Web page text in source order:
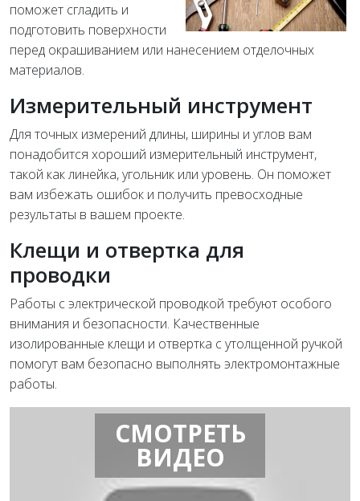
поможет сгладить и
подготовить поверхности
перед окрашиванием или нанесением отделочных
материалов.
Измерительный инструмент
Для точных измерений длины, ширины и углов вам
понадобится хороший измерительный инструмент,
такой как линейка, угольник или уровень. Он поможет
вам избежать ошибок и получить превосходные
результаты в вашем проекте.
Клещи и отвертка для
проводки
Работы с электрической проводкой требуют особого
внимания и безопасности. Качественные
изолированные клещи и отвертка с утолщенной ручкой
помогут вам безопасно выполнять электромонтажные
работы.
СМОТРЕТЬ
ВИДЕО